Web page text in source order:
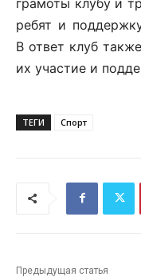
ребят и
В ответ клуб
их участие и
ТЕГИ Спорт
Предыдущая статья